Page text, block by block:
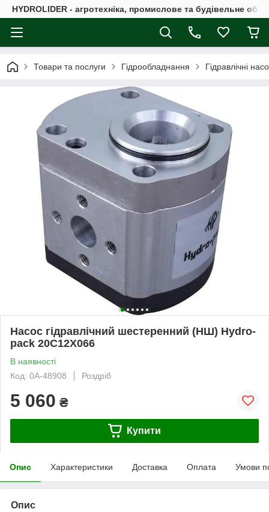
HYDROLIDER - агротехніка, промислове та будівельне
Товари та послуги Гідрообладнання Гідравлічні
Насос гідравлічний шестеренний (НШ) Hydro-
pack 20С12X066
В наявності
Код: 0А-48908
Роздріб
5 060 ₴
Купити
Опис Характеристики Доставка Оплата Умови
Опис